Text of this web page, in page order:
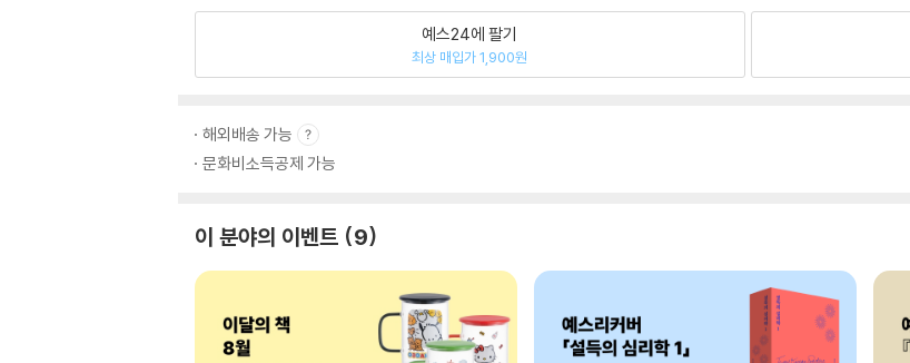
예스24에 팔기
최상 매입가 1,900원
해외배송 가능
문화비소득공제 가능
이 분야의 이벤트 9